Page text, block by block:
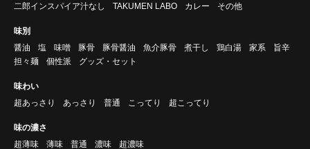
二郎インスパイア汁なし
TAKUMEN LABO カレー その他
味別
醤油
塩 味噌 豚骨 豚骨醤油 魚介豚骨 煮干し 鶏白湯 家系
旨辛
担々麺
個性派 グッズ・セット
味わい
超あっさり
あっさり 普通 こってり 超こってり
味の濃さ
超薄味
薄味 普通 濃味 超濃味